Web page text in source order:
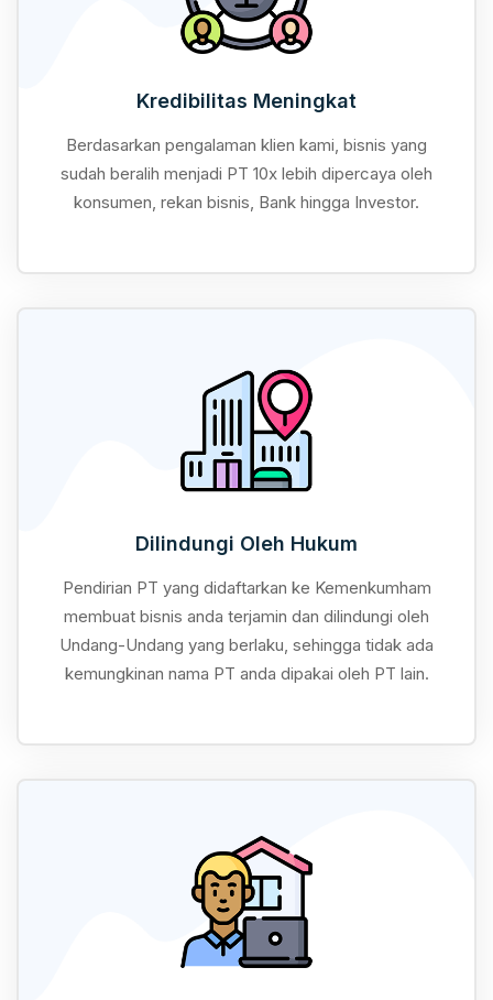
Kredibilitas Meningkat
Berdasarkan pengalaman klien kami, bisnis yang
sudah beralih menjadi PT 10x lebih dipercaya oleh
konsumen, rekan bisnis, Bank hingga Investor.
Dilindungi Oleh Hukum
Pendirian PT yang didaftarkan ke Kemenkumham
membuat bisnis anda terjamin dan dilindungi oleh
Undang-Undang yang berlaku, sehingga tidak ada
kemungkinan nama PT anda dipakai oleh PT lain.